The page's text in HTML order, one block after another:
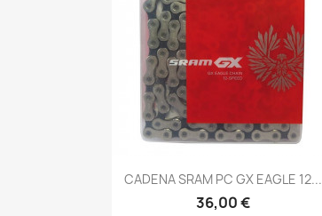
Vista rápida
CADENA SRAM PC GX EAGLE 12...
36,00 €